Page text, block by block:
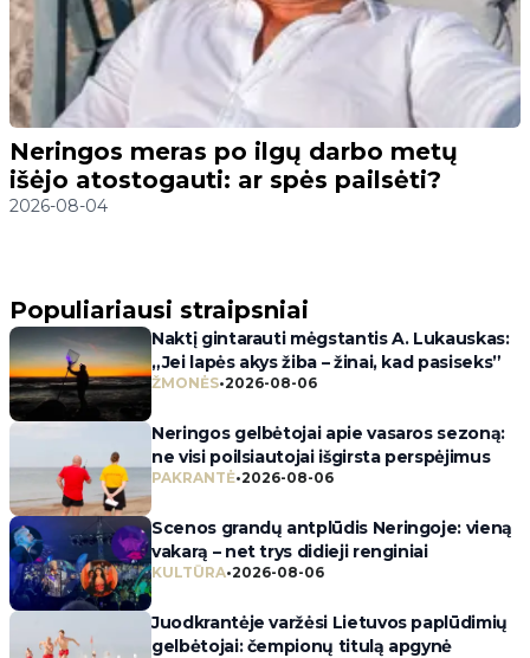
Neringos meras po ilgų darbo metų
išėjo atostogauti: ar spės pailsėti?
2026-08-04
Populiariausi straipsniai
Naktį gintarauti mėgstantis A. Lukauskas:
„Jei lapės akys žiba – žinai, kad pasiseks”
ŽMONĖS•2026-08-06
Neringos gelbėtojai apie vasaros sezoną:
ne visi poilsiautojai išgirsta perspėjimus
PAKRANTĖ•2026-08-06
Scenos grandų antplūdis Neringoje: vieną
vakarą – net trys didieji renginiai
KULTŪRA•2026-08-06
Juodkrantėje varžėsi Lietuvos paplūdimių
gelbėtojai: čempionų titulą apgynė